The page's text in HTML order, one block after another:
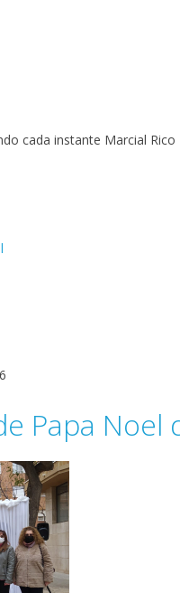
cada instante Marcial Rico
Papa Noel